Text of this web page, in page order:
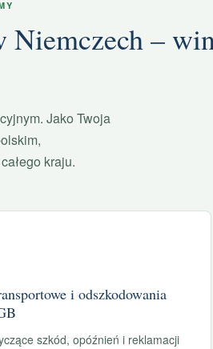
Niemczech –
Jako Twoja
kraju.
i odszkodowania
szkód, opóźnień i reklamacji